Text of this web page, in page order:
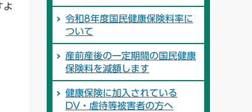
よ
令和8年度国民健康保険料率に
ついて
産前産後の一定期間の国民健康
保険料を減額します
健康保険に加入されている
DV・虐待等被害者の方へ